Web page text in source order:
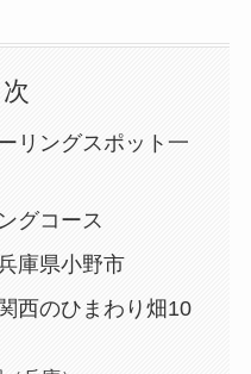
リングスポット一
グコース
庫県小野市
西のひまわり畑10